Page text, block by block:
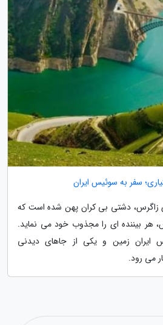
سفر به سوئیس ایران
زاگرس، دشتی بی کران پهن شده است که
هر بیننده ای را مجذوب خود می نماید.
زمین و یکی از جاهای دیدنی
می رود.